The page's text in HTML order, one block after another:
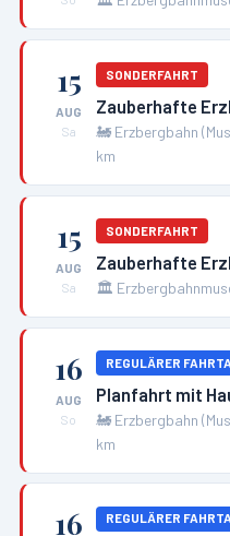
15
AUG
Sa
SONDERFAHRT
Zauberhafte
🚂 Erzbergbahn
km
15
AUG
Sa
SONDERFAHRT
Zauberhafte
🏛️
16
AUG
So
REGULÄRER
Planfahrt mit
🚂 Erzbergbahn
km
16 REGULÄRER